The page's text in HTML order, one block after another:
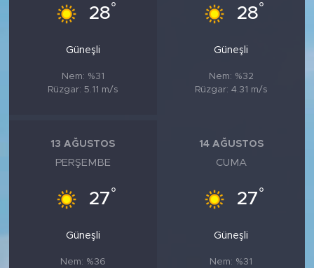
28°
Güneşli
Nem: %31
Rüzgar: 5.11 m/s
28°
Güneşli
Nem: %32
Rüzgar: 4.31 m/s
13 AĞUSTOS
PERŞEMBE
27°
Güneşli
Nem: %36
14 AĞUSTOS
CUMA
27°
Güneşli
Nem: %31